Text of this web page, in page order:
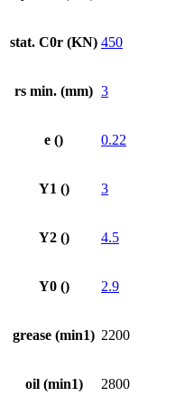
stat. C0r (KN) 450
rs min. (mm) 3
e () 0.22
Y1 () 3
Y2 () 4.5
Y0 () 2.9
grease (min1) 2200
oil (min1) 2800